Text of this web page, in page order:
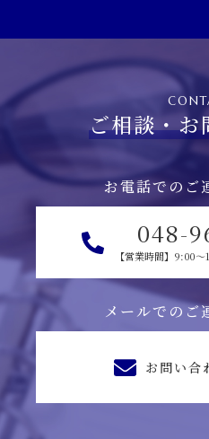
ご相談・お
お電話でのご
048-
【営業時間】9:00
メールでのご
お問い合